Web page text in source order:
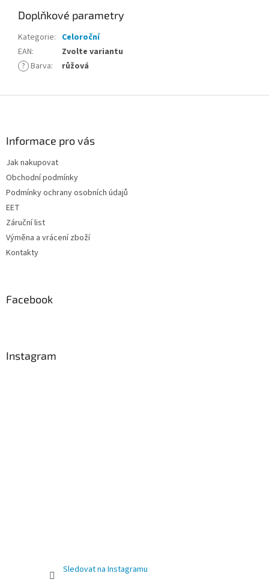
Doplňkové parametry
Kategorie: Celoroční
EAN:
Zvolte variantu
? Barva: růžová
Informace pro vás
Jak nakupovat
Obchodní podmínky
Podmínky ochrany osobních údajů
EET
Záruční list
Výměna a vrácení zboží
Kontakty
Facebook
Instagram
Sledovat na Instagramu